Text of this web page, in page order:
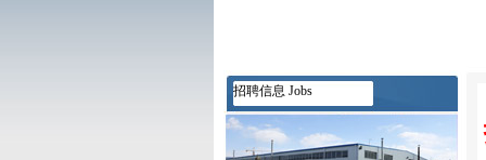
招聘信息 Jobs